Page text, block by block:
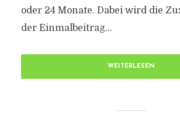
oder 24 Monate. Dabei wird die
der Einmalbeitrag...
WEITERLESEN